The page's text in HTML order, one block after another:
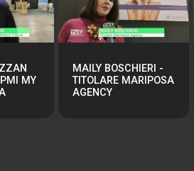
MY
MAILY BOSCHIERI -
TITOLARE MARIPOSA
AGENCY